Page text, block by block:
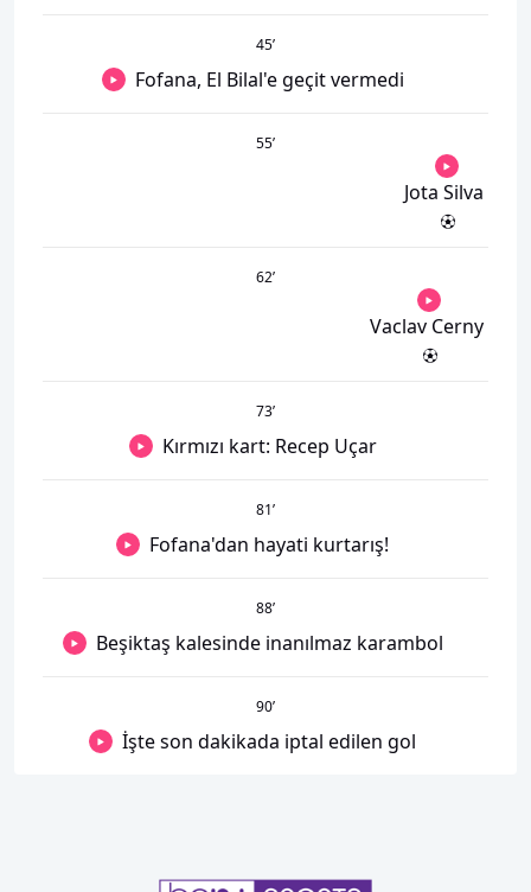
45’
Fofana, El Bilal'e geçit vermedi
55’
Jota Silva
62’
Vaclav Cerny
73’
Kırmızı kart: Recep Uçar
81’
Fofana'dan hayati kurtarış!
88’
Beşiktaş kalesinde inanılmaz karambol
90’
İşte son dakikada iptal edilen gol